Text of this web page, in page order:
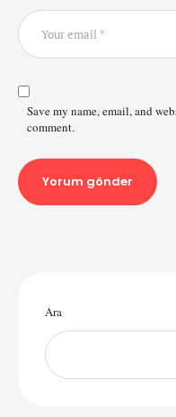
Save my name, email, and
comment.
Ara